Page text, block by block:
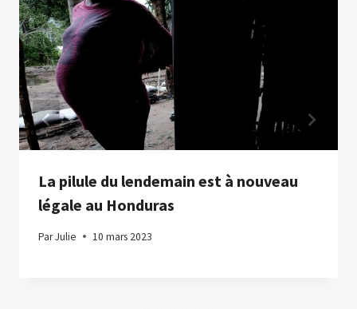
La pilule du lendemain est à nouveau
légale au Honduras
ParJulie 10 mars 2023